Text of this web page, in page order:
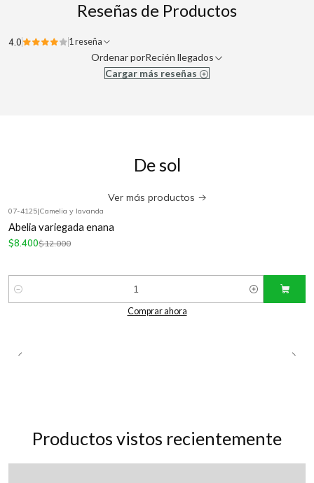
Reseñas de Productos
4.0 1 reseña
Ordenar porRecién llegados
Cargar más reseñas
De sol
Ver más productos
07-4125|Camelia y lavanda
Abelia variegada enana
$8.400$12.000
Cantidad
Comprar ahora
Productos vistos recientemente